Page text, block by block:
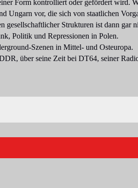
Form kontrolliert oder gefördert wird.
Ungarn vor, die sich von staatlichen
Strukturen ist dann gar
Politik und Repressionen in Polen.
Szenen in Mittel- und Osteuropa.
über seine Zeit bei DT64, seiner